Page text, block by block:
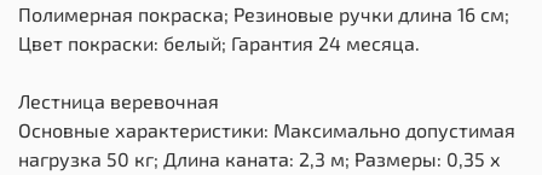
Полимерная покраска; Резиновые ручки длина 16 см;
Цвет покраски: белый; Гарантия 24 месяца.
Лестница веревочная
Основные характеристики: Максимально допустимая
нагрузка 50 кг; Длина каната: 2,3 м; Размеры: 0,35 х